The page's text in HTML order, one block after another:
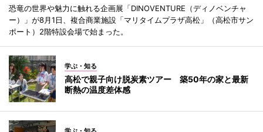
恐竜の世界や魅力に触れる企画展「DINOVENTURE（ディノベンチャ
ー）」が8月1日、複合商業施設「マリタイムプラザ高松」（高松市サン
ポート）2階特設会場で始まった。
学ぶ・知る
高松で親子向け脱炭素ツアー 築50年の家と最新
断熱の温度差体感